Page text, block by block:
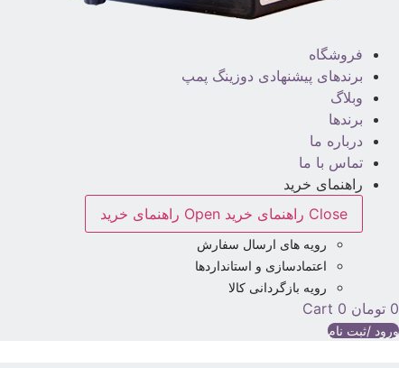
فروشگاه
برندهای پیشنهادی دوزینگ پمپ
وبلاگ
برندها
درباره ما
تماس با ما
راهنمای خرید
Close راهنمای خرید
Open راهنمای خرید
رویه های ارسال سفارش
اعتمادسازی و استانداردها
رویه بازگردانی کالا
0 تومان 0
Cart
ورود /ثبت نام